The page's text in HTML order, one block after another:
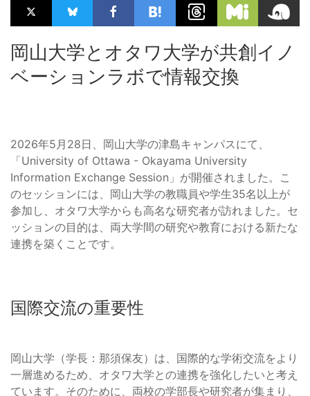
岡山大学とオタワ大学が共創イノ
ベーションラボで情報交換
2026年5月28日、岡山大学の津島キャンパスにて、
「University of Ottawa - Okayama University
Information Exchange Session」が開催されました。こ
のセッションには、岡山大学の教職員や学生35名以上が
参加し、オタワ大学からも高名な研究者が訪れました。セ
ッションの目的は、両大学間の研究や教育における新たな
連携を築くことです。
国際交流の重要性
岡山大学（学長：那須保友）は、国際的な学術交流をより
一層進めるため、オタワ大学との連携を強化したいと考え
ています。そのために、両校の学部長や研究者が集まり、